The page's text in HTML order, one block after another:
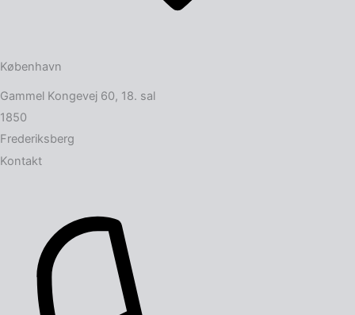
København
Gammel Kongevej 60, 18. sal
1850
Frederiksberg
Kontakt